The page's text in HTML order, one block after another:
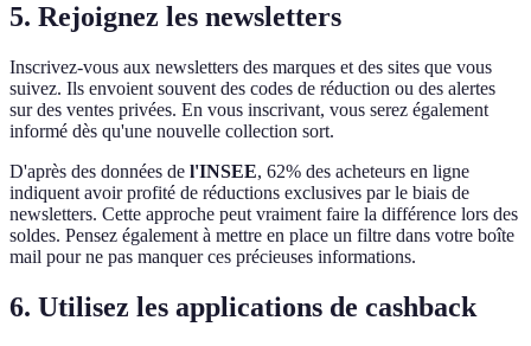
5. Rejoignez les newsletters
Inscrivez-vous aux newsletters des marques et des sites que vous
suivez. Ils envoient souvent des codes de réduction ou des alertes
sur des ventes privées. En vous inscrivant, vous serez également
informé dès qu'une nouvelle collection sort.
D'après des données de l'INSEE, 62% des acheteurs en ligne
indiquent avoir profité de réductions exclusives par le biais de
newsletters. Cette approche peut vraiment faire la différence lors des
soldes. Pensez également à mettre en place un filtre dans votre boîte
mail pour ne pas manquer ces précieuses informations.
6. Utilisez les applications de cashback